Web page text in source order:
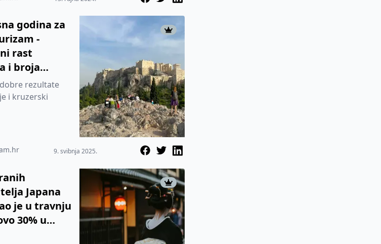
godina za
-
rast
i broja
rezultate
i kruzerski
9. svibnja 2025.
Japana
je u travnju
30% u